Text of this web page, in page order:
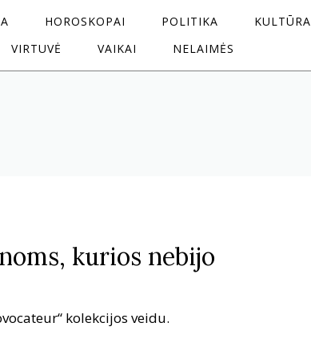
HOROSKOPAI POLITIKA KULTŪRA
VIRTUVĖ
VAIKAI NELAIMĖS
kurios nebijo
kolekcijos veidu.